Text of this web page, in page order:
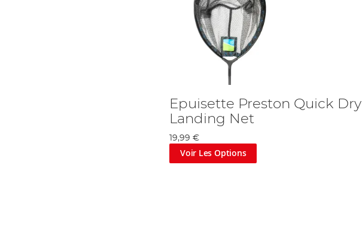
Epuisette Preston Quick Dry
Landing Net
19,99 €
Voir Les Options